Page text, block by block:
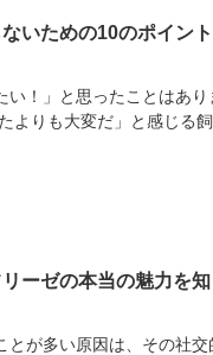
いための10のポイン
！」と思ったことはあり
よりも大変だ」と感じる飼
ーゼの本当の魅力を知
とが多い原因は、その社交